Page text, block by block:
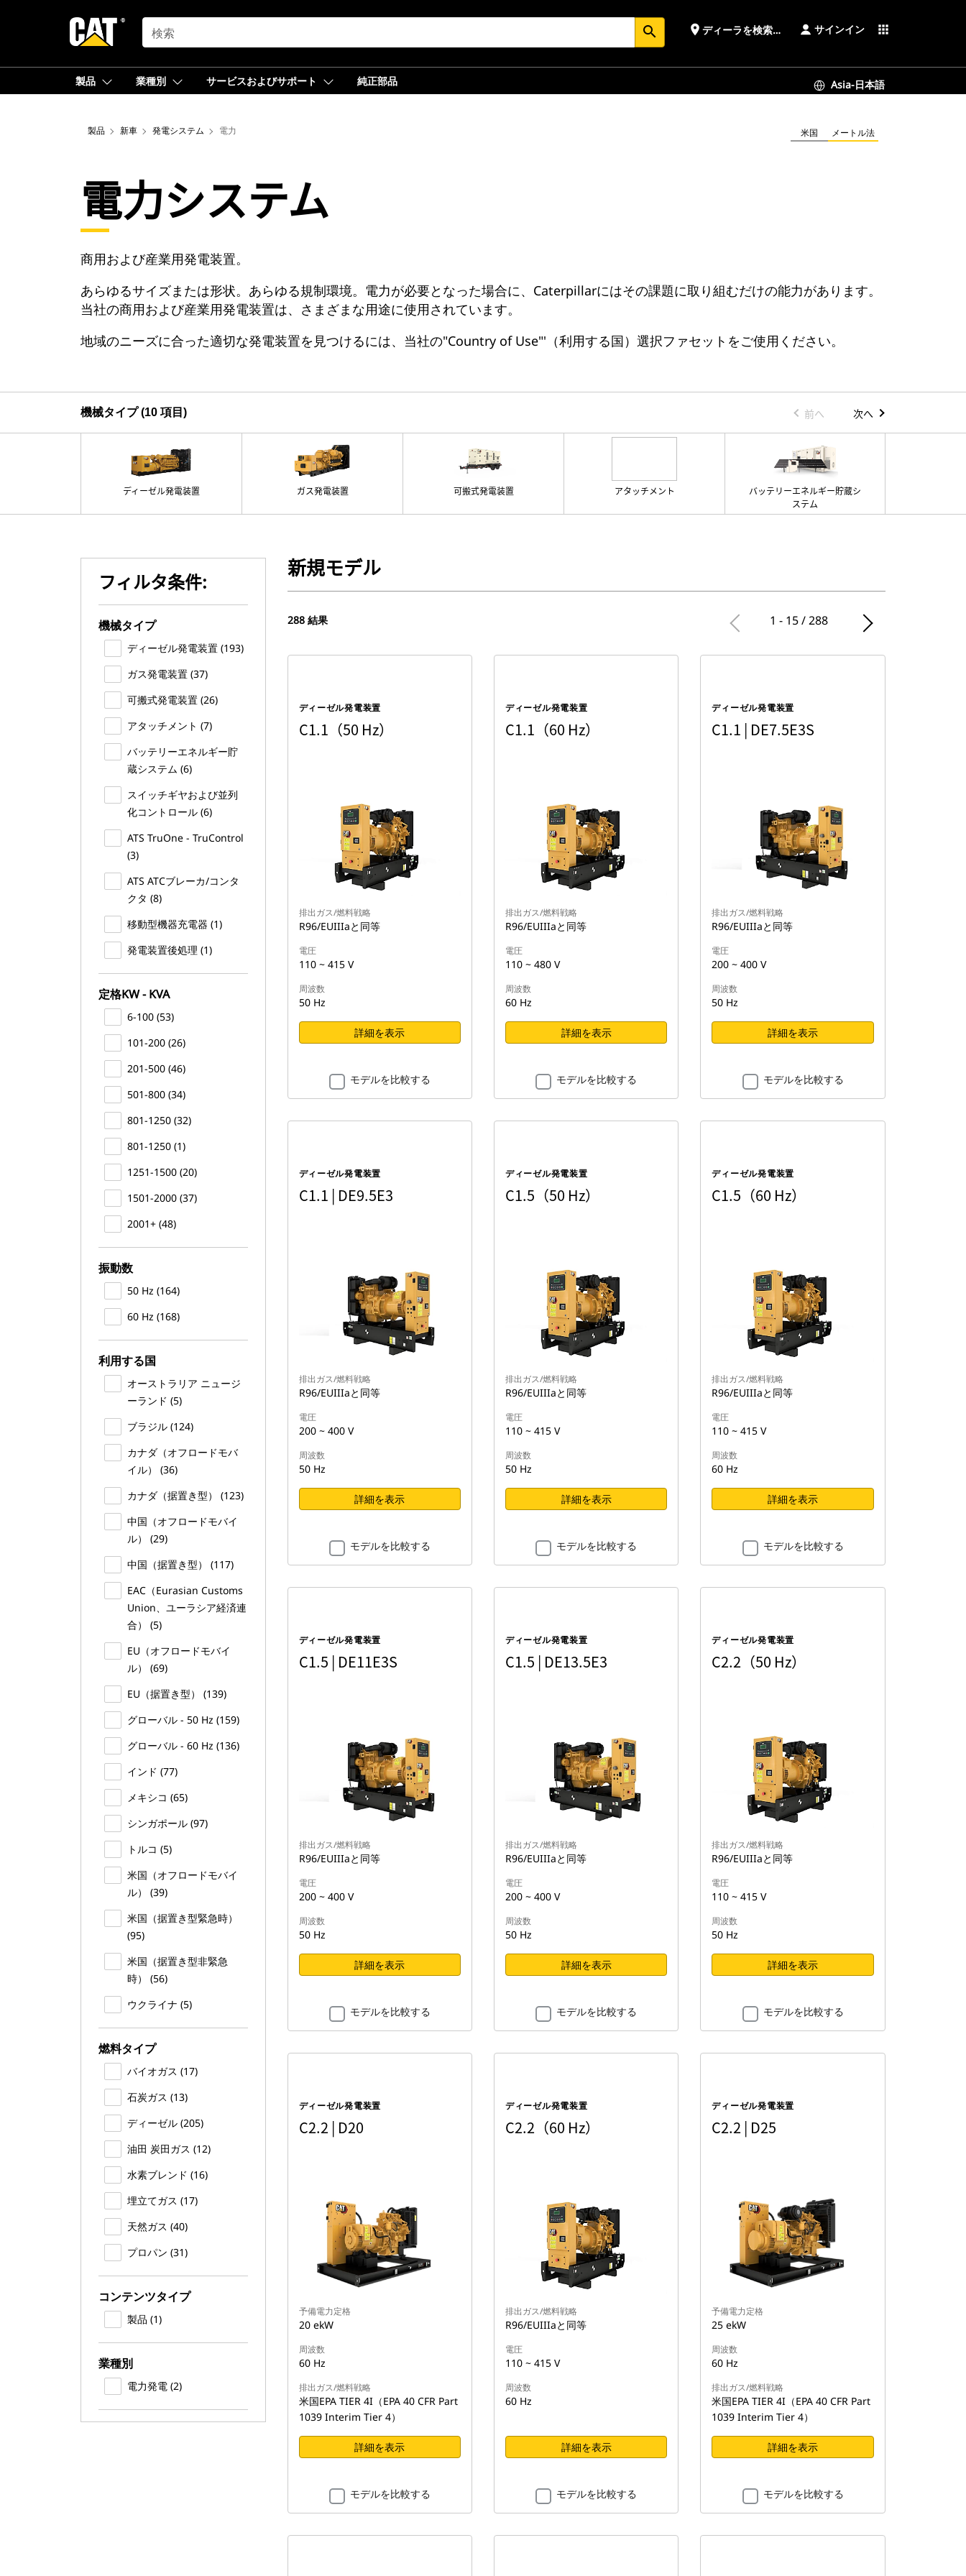
SEARCH search place ディーラを検索する サインイン apps
製品 業種別 サービスおよびサポート 純正部品 Asia-日本語
製品 新車 発電システム 電力 米国 メートル法
電力システム
商用および産業用発電装置。
あらゆるサイズまたは形状。あらゆる規制環境。電力が必要となった場合に、Caterpillarにはその課題に取り組むだけの能力があります。
当社の商用および産業用発電装置は、さまざまな用途に使用されています。
地域のニーズに合った適切な発電装置を見つけるには、当社の"Country of Use"'（利用する国）選択ファセットをご使用ください。
機械タイプ (10 項目) 前へ
ディーゼル発電装置 ガス発電装置 可搬式発電装置 アタッチメント
バッテリーエネルギー貯蔵シ
ステム
次へ
フィルタ条件:
機械タイプ
ディーゼル発電装置 (193)
ガス発電装置 (37)
可搬式発電装置 (26)
アタッチメント (7)
バッテリーエネルギー貯
蔵システム (6)
スイッチギヤおよび並列
化コントロール (6)
ATS TruOne - TruControl
(3)
ATS ATCブレーカ/コンタ
クタ (8)
移動型機器充電器 (1)
発電装置後処理 (1)
定格kW - KVA
6-100 (53)
101-200 (26)
201-500 (46)
501-800 (34)
801-1250 (32)
801-1250 (1)
1251-1500 (20)
1501-2000 (37)
2001+ (48)
振動数
50 Hz (164)
60 Hz (168)
利用する国
オーストラリア ニュージ
ーランド (5)
ブラジル (124)
カナダ（オフロードモバ
イル） (36)
カナダ（据置き型） (123)
中国（オフロードモバイ
ル） (29)
中国（据置き型） (117)
EAC（Eurasian Customs
Union、ユーラシア経済連
合） (5)
EU（オフロードモバイ
ル） (69)
EU（据置き型） (139)
グローバル - 50 Hz (159)
グローバル - 60 Hz (136)
インド (77)
メキシコ (65)
シンガポール (97)
トルコ (5)
米国（オフロードモバイ
ル） (39)
米国（据置き型緊急時）
(95)
米国（据置き型非緊急
時） (56)
ウクライナ (5)
燃料タイプ
バイオガス (17)
石炭ガス (13)
ディーゼル (205)
油田 炭田ガス (12)
水素ブレンド (16)
埋立てガス (17)
天然ガス (40)
プロパン (31)
コンテンツタイプ
製品 (1)
業種別
電力発電 (2)
新規モデル
288 結果 1 - 15 / 288
ディーゼル発電装置
C1.1（50 Hz）
排出ガス/燃料戦略
R96/EUIIIaと同等
電圧
110 ~ 415 V
周波数
50 Hz
詳細を表示
モデルを比較する
ディーゼル発電装置
C1.1（60 Hz）
排出ガス/燃料戦略
R96/EUIIIaと同等
電圧
110 ~ 480 V
周波数
60 Hz
詳細を表示
モデルを比較する
ディーゼル発電装置
C1.1 | DE7.5E3S
排出ガス/燃料戦略
R96/EUIIIaと同等
電圧
200 ~ 400 V
周波数
50 Hz
詳細を表示
モデルを比較する
ディーゼル発電装置
C1.1 | DE9.5E3
排出ガス/燃料戦略
R96/EUIIIaと同等
電圧
200 ~ 400 V
周波数
50 Hz
詳細を表示
モデルを比較する
ディーゼル発電装置
C1.5（50 Hz）
排出ガス/燃料戦略
R96/EUIIIaと同等
電圧
110 ~ 415 V
周波数
50 Hz
詳細を表示
モデルを比較する
ディーゼル発電装置
C1.5（60 Hz）
排出ガス/燃料戦略
R96/EUIIIaと同等
電圧
110 ~ 415 V
周波数
60 Hz
詳細を表示
モデルを比較する
ディーゼル発電装置
C1.5 | DE11E3S
排出ガス/燃料戦略
R96/EUIIIaと同等
電圧
200 ~ 400 V
周波数
50 Hz
詳細を表示
モデルを比較する
ディーゼル発電装置
C1.5 | DE13.5E3
排出ガス/燃料戦略
R96/EUIIIaと同等
電圧
200 ~ 400 V
周波数
50 Hz
詳細を表示
モデルを比較する
ディーゼル発電装置
C2.2（50 Hz）
排出ガス/燃料戦略
R96/EUIIIaと同等
電圧
110 ~ 415 V
周波数
50 Hz
詳細を表示
モデルを比較する
ディーゼル発電装置
C2.2 | D20
予備電力定格
20 ekW
周波数
60 Hz
排出ガス/燃料戦略
米国EPA TIER 4I（EPA 40 CFR Part
1039 Interim Tier 4）
詳細を表示
モデルを比較する
ディーゼル発電装置
C2.2（60 Hz）
排出ガス/燃料戦略
R96/EUIIIaと同等
電圧
110 ~ 415 V
周波数
60 Hz
詳細を表示
モデルを比較する
ディーゼル発電装置
C2.2 | D25
予備電力定格
25 ekW
周波数
60 Hz
排出ガス/燃料戦略
米国EPA TIER 4I（EPA 40 CFR Part
1039 Interim Tier 4）
詳細を表示
モデルを比較する